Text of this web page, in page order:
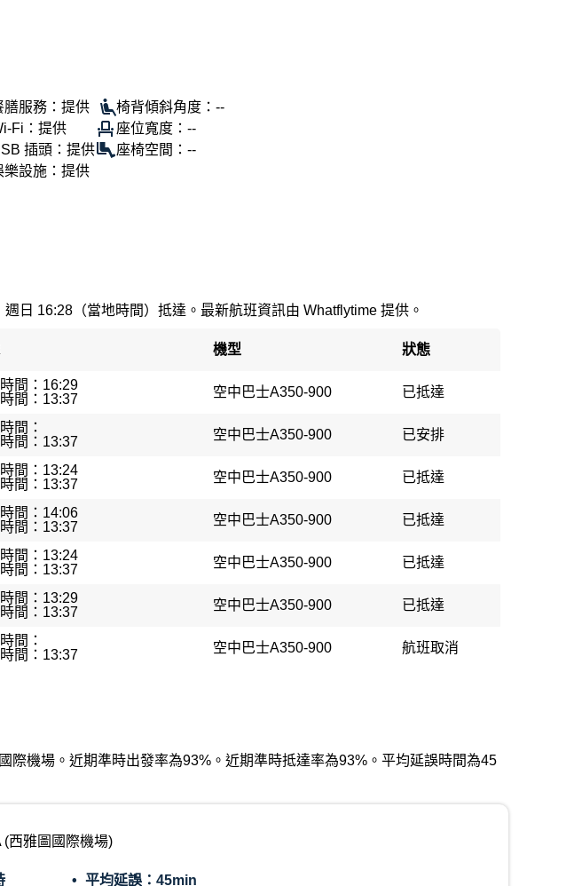
膳服務：提供
Fi：提供
插頭：提供
樂設施：提供
椅背傾斜角度：--
座位寬度：--
座椅空間：--
日 16:28（當地時間）抵達。最新航班資訊由 Whatflytime 提供。
機型 狀態
間：16:29
間：13:37
空中巴士A350-900 已抵達
間：
間：13:37
空中巴士A350-900 已安排
間：13:24
間：13:37
空中巴士A350-900 已抵達
間：14:06
間：13:37
空中巴士A350-900 已抵達
間：13:24
間：13:37
空中巴士A350-900 已抵達
間：13:29
間：13:37
空中巴士A350-900 已抵達
間：
間：13:37
空中巴士A350-900 航班取消
機場。近期準時出發率為93%。近期準時抵達率為93%。平均延誤時間為45
(西雅圖國際機場)
平均延誤： 45min